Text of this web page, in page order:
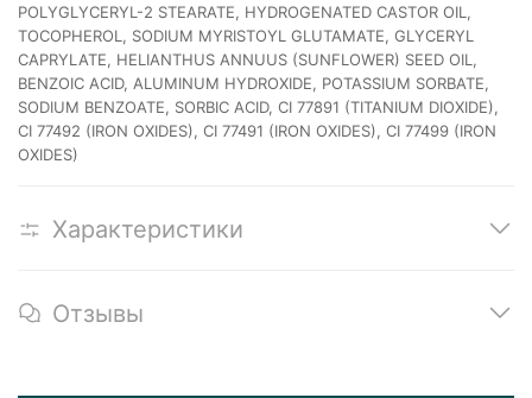
POLYGLYCERYL-2 STEARATE, HYDROGENATED CASTOR OIL,
TOCOPHEROL, SODIUM MYRISTOYL GLUTAMATE, GLYCERYL
CAPRYLATE, HELIANTHUS ANNUUS (SUNFLOWER) SEED OIL,
BENZOIC ACID, ALUMINUM HYDROXIDE, POTASSIUM SORBATE,
SODIUM BENZOATE, SORBIC ACID, CI 77891 (TITANIUM DIOXIDE),
CI 77492 (IRON OXIDES), CI 77491 (IRON OXIDES), CI 77499 (IRON
OXIDES)
Характеристики
Отзывы